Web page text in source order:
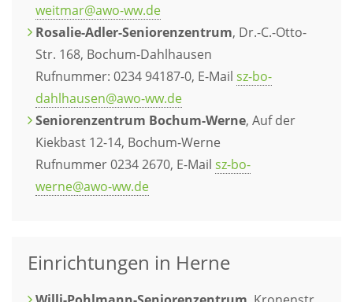
weitmar@awo-ww.de
Rosalie-Adler-Seniorenzentrum, Dr.-C.-Otto-
Str. 168, Bochum-Dahlhausen
Rufnummer: 0234 94187-0, E-Mail sz-bo-
dahlhausen@awo-ww.de
Seniorenzentrum Bochum-Werne, Auf der
Kiekbast 12-14, Bochum-Werne
Rufnummer 0234 2670, E-Mail sz-bo-
werne@awo-ww.de
Einrichtungen in Herne